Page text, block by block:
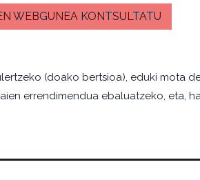
WEBGUNEA KONTSULTATU
(doako bertsioa), eduki mota
errendimendua ebaluatzeko, eta,